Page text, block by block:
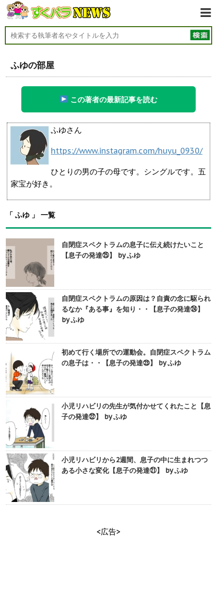
ふゆの部屋
この著者の最新記事を読む
ふゆさん
https://www.instagram.com/huyu_0930/
ひとりの男の子の母です。シングルです。五
家宝が好き。
「 ふゆ 」 一覧
自閉症スペクトラムの息子に伝え続けたいこと
【息子の発達㉕】 by ふゆ
自閉症スペクトラムの原因は？自責の念に駆られ
るなか『ある事』を知り・・【息子の発達㉔】
by ふゆ
初めて行く場所での運動会。自閉症スペクトラム
の息子は・・【息子の発達㉓】 by ふゆ
小児リハビリの先生が気付かせてくれたこと【息
子の発達㉒】 by ふゆ
小児リハビリから2週間、息子の中に生まれつつ
ある小さな変化【息子の発達㉑】 by ふゆ
<広告>